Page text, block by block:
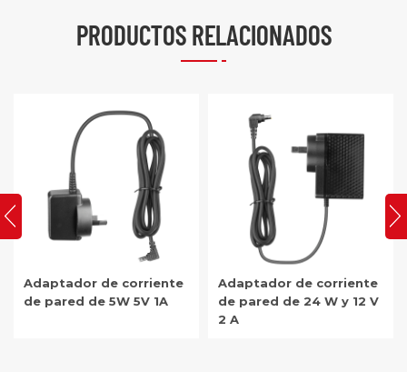
PRODUCTOS RELACIONADOS
Adaptador de corriente
de pared de 5W 5V 1A
Adaptador de corriente
de pared de 24 W y 12 V
2 A